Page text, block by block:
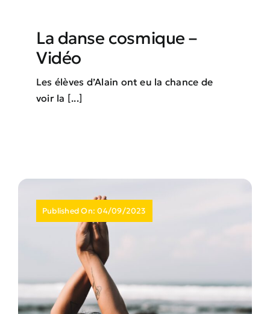
La danse cosmique –
Vidéo
Les élèves d’Alain ont eu la chance de
voir la [...]
Published On: 04/09/2023